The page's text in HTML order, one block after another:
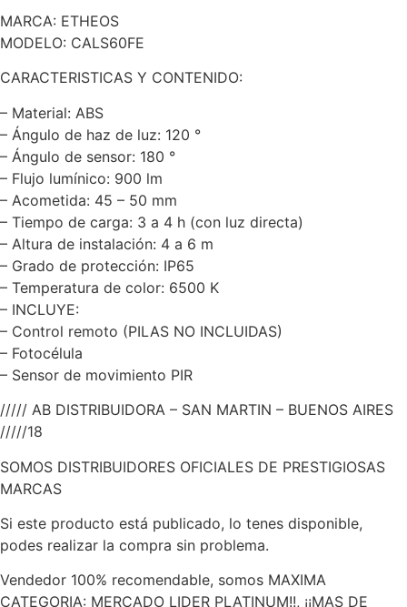
MARCA: ETHEOS
MODELO: CALS60FE
CARACTERISTICAS Y CONTENIDO:
– Material: ABS
– Ángulo de haz de luz: 120 °
– Ángulo de sensor: 180 °
– Flujo lumínico: 900 lm
– Acometida: 45 – 50 mm
– Tiempo de carga: 3 a 4 h (con luz directa)
– Altura de instalación: 4 a 6 m
– Grado de protección: IP65
– Temperatura de color: 6500 K
– INCLUYE:
– Control remoto (PILAS NO INCLUIDAS)
– Fotocélula
– Sensor de movimiento PIR
///// AB DISTRIBUIDORA – SAN MARTIN – BUENOS AIRES
/////18
SOMOS DISTRIBUIDORES OFICIALES DE PRESTIGIOSAS
MARCAS
Si este producto está publicado, lo tenes disponible,
podes realizar la compra sin problema.
Vendedor 100% recomendable, somos MAXIMA
CATEGORIA: MERCADO LIDER PLATINUM!!, ¡¡MAS DE